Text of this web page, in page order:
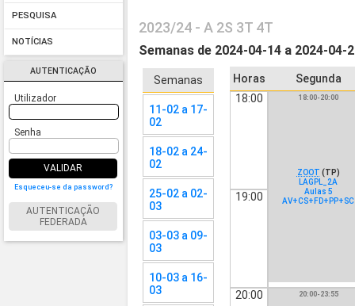
PESQUISA
NOTÍCIAS
AUTENTICAÇÃO
Utilizador
Senha
VALIDAR
Esqueceu-se da password?
AUTENTICAÇÃO
FEDERADA
2023/24 - A 2S 3T 4T
Semanas de 2024-04-14 a 2024-04-
Semanas
11-02 a 17-
02
18-02 a 24-
02
25-02 a 02-
03
03-03 a 09-
03
10-03 a 16-
03
Horas
Segunda
18:00
18:00-20:00
ZOOT (TP)
LAGPL_2A
Aulas 5
AV+CS+FD+PP+SC
19:00
20:00 20:00-23:55